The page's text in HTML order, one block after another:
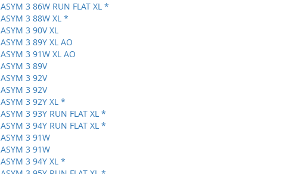
3 86W RUN FLAT XL *
3 88W XL *
3 90V XL
3 89Y XL AO
3 91W XL AO
3 89V
3 92V
3 92V
3 92Y XL *
3 93Y RUN FLAT XL *
3 94Y RUN FLAT XL *
3 91W
3 91W
3 94Y XL *